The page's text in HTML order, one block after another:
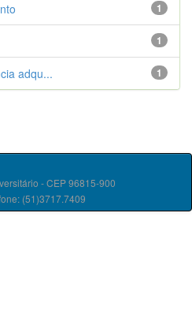
1
1
1
adqu...
- CEP 96815-900
(51)3717.7409